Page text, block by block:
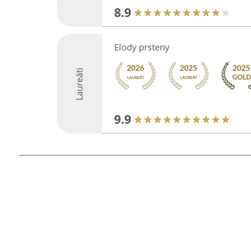
8.9
Laureáti
Elody prsteny
9.9